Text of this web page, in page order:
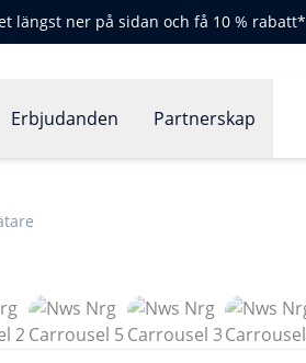
längst ner på sidan och få 10 % rabatt*
Erbjudanden Partnerskap